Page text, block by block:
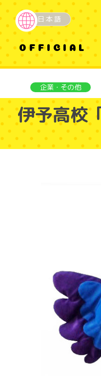
OFFICIAL
日本語
企業・その他
伊予高校